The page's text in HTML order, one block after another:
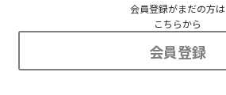
会員登録がまだの方は
こちらから
会員登録